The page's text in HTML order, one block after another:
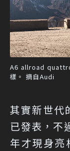
A6 allroad
樣。 摘自Audi
其實新世代
已發表，
年才現身亮